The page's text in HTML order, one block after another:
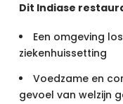
Dit Indiase
Een omgeving
ziekenhuissetting
Voedzame en
gevoel van welzijn